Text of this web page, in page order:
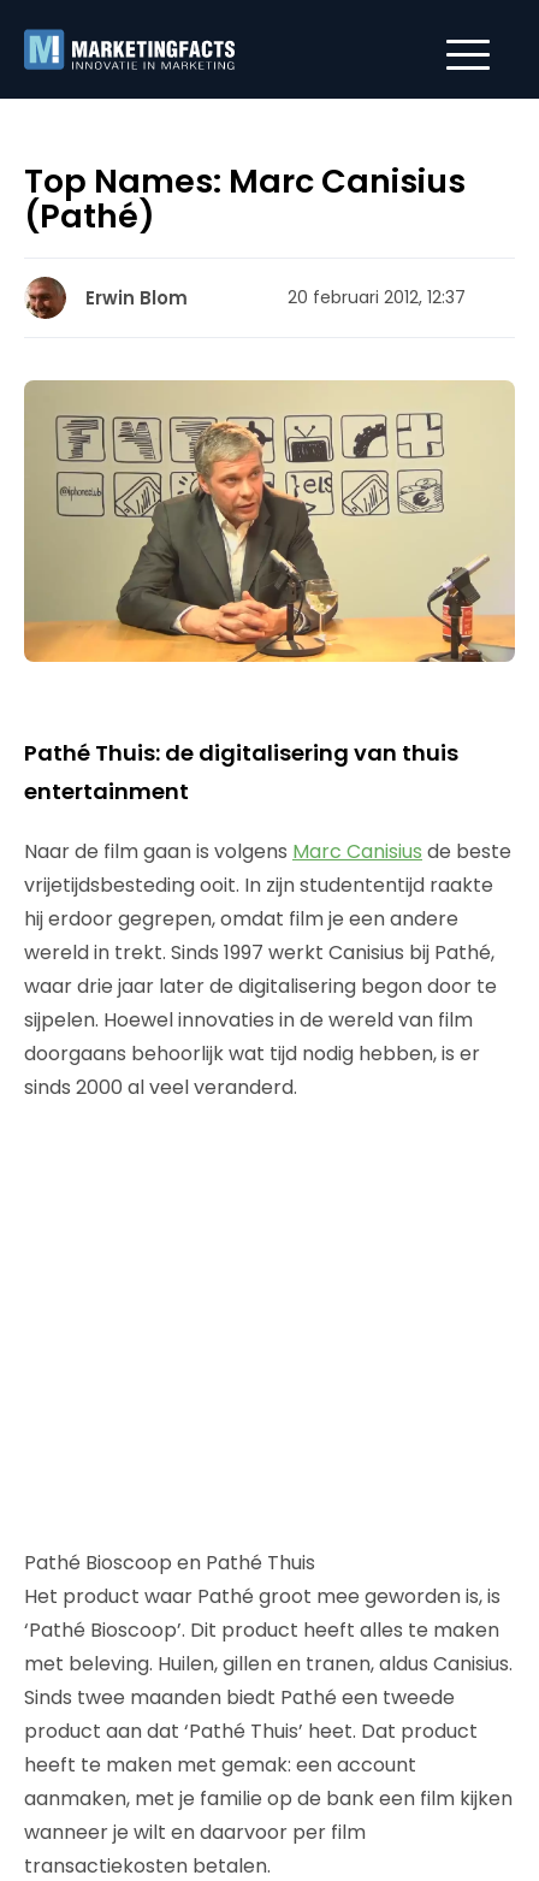
Top Names: Marc Canisius
(Pathé)
Erwin Blom 20 februari 2012, 12:37
Pathé Thuis: de digitalisering van thuis
entertainment
Naar de film gaan is volgens Marc Canisius de beste
vrijetijdsbesteding ooit. In zijn studententijd raakte
hij erdoor gegrepen, omdat film je een andere
wereld in trekt. Sinds 1997 werkt Canisius bij Pathé,
waar drie jaar later de digitalisering begon door te
sijpelen. Hoewel innovaties in de wereld van film
doorgaans behoorlijk wat tijd nodig hebben, is er
sinds 2000 al veel veranderd.
Pathé Bioscoop en Pathé Thuis
Het product waar Pathé groot mee geworden is, is
‘Pathé Bioscoop’. Dit product heeft alles te maken
met beleving. Huilen, gillen en tranen, aldus Canisius.
Sinds twee maanden biedt Pathé een tweede
product aan dat ‘Pathé Thuis’ heet. Dat product
heeft te maken met gemak: een account
aanmaken, met je familie op de bank een film kijken
wanneer je wilt en daarvoor per film
transactiekosten betalen.